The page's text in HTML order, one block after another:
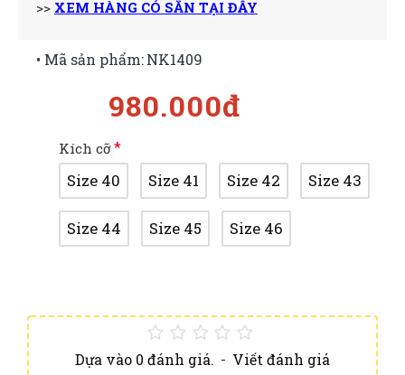
>> XEM HÀNG CÓ SẴN TẠI ĐÂY
Dựa vào 0 đánh giá. - Viết đánh giá
980.000đ
• Mã sản phẩm:NK1409
Kích cỡ
Size 40 Size 41 Size 42 Size 43
Size 44 Size 45 Size 46